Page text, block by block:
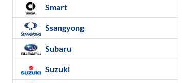
Smart
Ssangyong
Subaru
Suzuki